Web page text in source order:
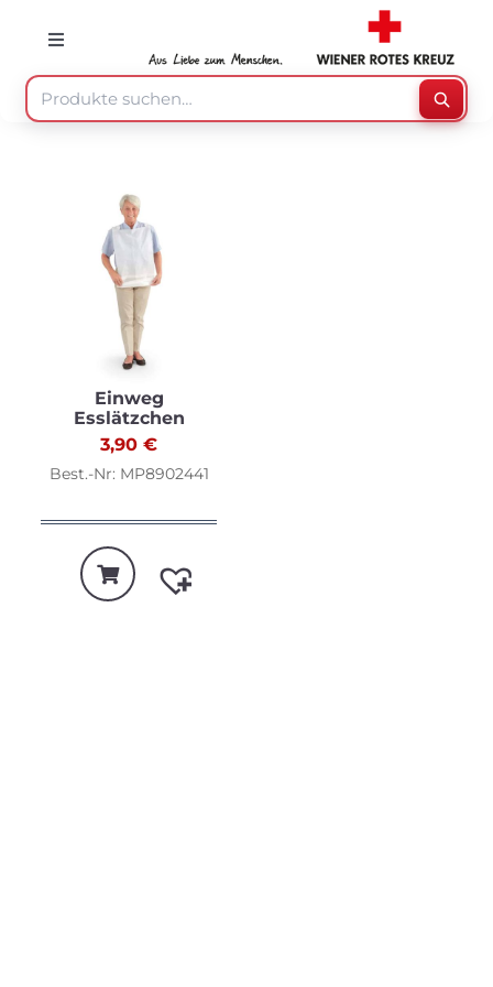
content
Toggle
Navigation
Warenkorb
Speisenzusteller
Medizinprodukte
Sonstiges
Suche
Einweg
Esslätzchen
3,90 €
Best.-Nr: MP8902441